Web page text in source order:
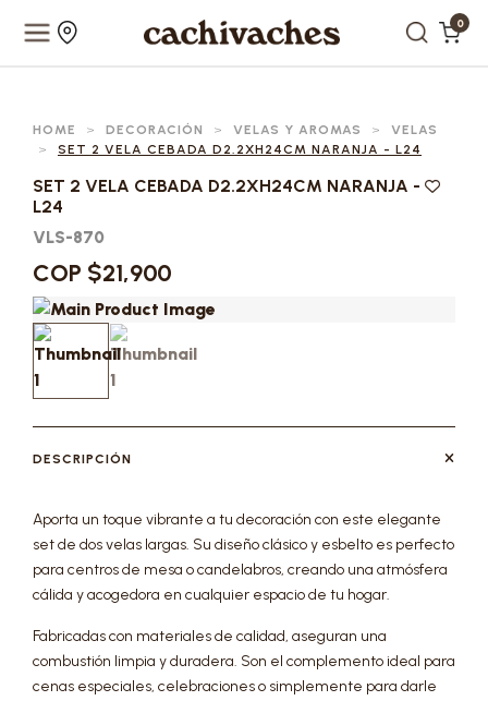
0
HOME > DECORACIÓN > VELAS Y AROMAS >
VELAS
>
SET 2 VELA CEBADA D2.2XH24CM NARANJA - L24
SET 2 VELA CEBADA D2.2XH24CM NARANJA -
L24
VLS-870
COP $21,900
DESCRIPCIÓN
Aporta un toque vibrante a tu decoración con este elegante
set de dos velas largas. Su diseño clásico y esbelto es perfecto
para centros de mesa o candelabros, creando una atmósfera
cálida y acogedora en cualquier espacio de tu hogar.
Fabricadas con materiales de calidad, aseguran una
combustión limpia y duradera. Son el complemento ideal para
cenas especiales, celebraciones o simplemente para darle